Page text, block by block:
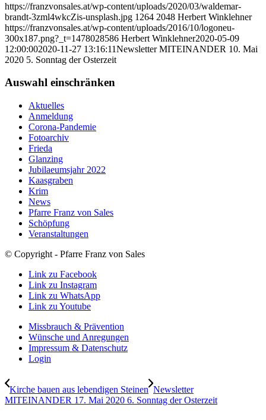
https://franzvonsales.at/wp-content/uploads/2020/03/waldemar-
brandt-3zml4wkcZis-unsplash.jpg 1264 2048 Herbert Winklehner
https://franzvonsales.at/wp-content/uploads/2016/10/logoneu-
300x187.png?_t=1478028586 Herbert Winklehner2020-05-09
12:00:002020-11-27 13:16:11Newsletter MITEINANDER 10. Mai
2020 5. Sonntag der Osterzeit
Auswahl einschränken
Aktuelles
Anmeldung
Corona-Pandemie
Fotoarchiv
Frieda
Glanzing
Jubilaeumsjahr 2022
Kaasgraben
Krim
News
Pfarre Franz von Sales
Schöpfung
Veranstaltungen
© Copyright - Pfarre Franz von Sales
Link zu Facebook
Link zu Instagram
Link zu WhatsApp
Link zu Youtube
Missbrauch & Prävention
Wünsche und Anregungen
Impressum & Datenschutz
Login
Kirche bauen aus lebendigen Steinen Newsletter
MITEINANDER 17. Mai 2020 6. Sonntag der Osterzeit